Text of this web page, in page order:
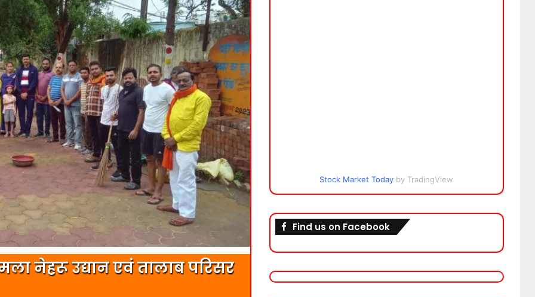
नेहरू उद्यान एवं तालाब परिसर
Stock Market Today by TradingView
Find us on Facebook